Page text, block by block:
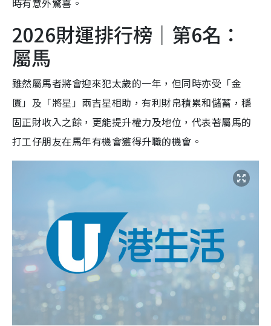
時有意外驚喜。
2026財運排行榜｜第6名：
屬馬
雖然屬馬者將會迎來犯太歲的一年，但同時亦受「金
匱」及「將星」兩吉星相助，有利財帛積累和儲蓄，穩
固正財收入之餘，更能提升權力及地位，代表著屬馬的
打工仔朋友在馬年有機會獲得升職的機會。